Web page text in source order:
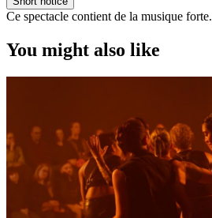
Ce spectacle contient de la musique forte.
You might also like